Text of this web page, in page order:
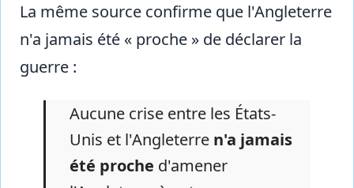
La même source confirme que l'Angleterre
n'a jamais été « proche » de déclarer la
guerre :
Aucune crise entre les États-
Unis et l'Angleterre n'a jamais
été proche d'amener